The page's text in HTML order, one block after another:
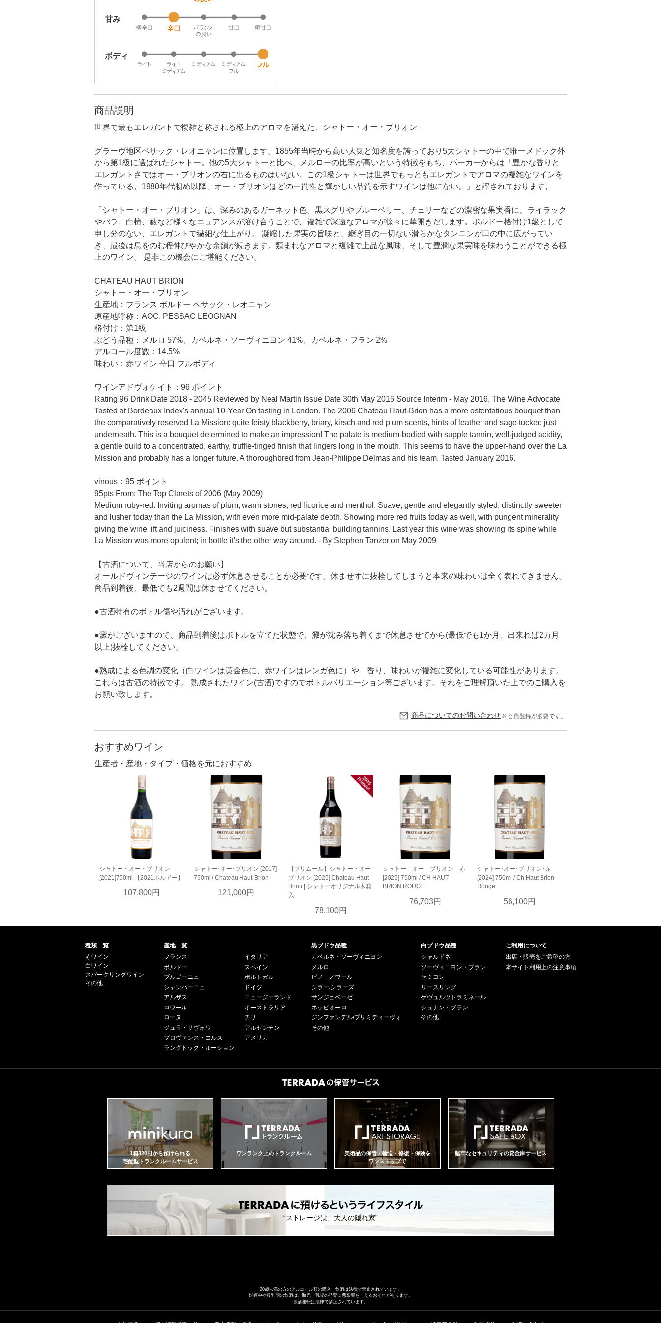
甘み
ボディ
商品説明
世界で最もエレガントで複雑と称される極上のアロマを湛えた、シャトー・オー・ブリオン！
グラーヴ地区ペサック・レオニャンに位置します。1855年当時から高い人気と知名度を誇っており5大シャトーの中で唯一メドック外
から第1級に選ばれたシャトー。他の5大シャトーと比べ、メルローの比率が高いという特徴をもち、パーカーからは「豊かな香りと
エレガントさではオー・ブリオンの右に出るものはいない。この1級シャトーは世界でもっともエレガントでアロマの複雑なワインを
作っている。1980年代初め以降、オー・ブリオンほどの一貫性と輝かしい品質を示すワインは他にない。」と評されております。
「シャトー・オー・ブリオン」は、深みのあるガーネット色。黒スグリやブルーベリー、チェリーなどの濃密な果実香に、ライラック
やバラ、白檀、藪など様々なニュアンスが溶け合うことで、複雑で深遠なアロマが徐々に華開きだします。ボルドー格付け1級として
申し分のない、エレガントで繊細な仕上がり。 凝縮した果実の旨味と、継ぎ目の一切ない滑らかなタンニンが口の中に広がってい
き、最後は息をのむ程伸びやかな余韻が続きます。類まれなアロマと複雑で上品な風味、そして豊潤な果実味を味わうことができる極
上のワイン。 是非この機会にご堪能ください。
CHATEAU HAUT BRION
シャトー・オー・ブリオン
生産地：フランス ボルドー ペサック・レオニャン
原産地呼称：AOC. PESSAC LEOGNAN
格付け：第1級
ぶどう品種：メルロ 57%、カベルネ・ソーヴィニヨン 41%、カベルネ・フラン 2%
アルコール度数：14.5%
味わい：赤ワイン 辛口 フルボディ
ワインアドヴォケイト：96 ポイント
Rating 96 Drink Date 2018 - 2045 Reviewed by Neal Martin Issue Date 30th May 2016 Source Interim - May 2016, The Wine Advocate
Tasted at Bordeaux Index's annual 10-Year On tasting in London. The 2006 Chateau Haut-Brion has a more ostentatious bouquet than
the comparatively reserved La Mission: quite feisty blackberry, briary, kirsch and red plum scents, hints of leather and sage tucked just
underneath. This is a bouquet determined to make an impression! The palate is medium-bodied with supple tannin, well-judged acidity,
a gentle build to a concentrated, earthy, truffle-tinged finish that lingers long in the mouth. This seems to have the upper-hand over the La
Mission and probably has a longer future. A thoroughbred from Jean-Philippe Delmas and his team. Tasted January 2016.
vinous：95 ポイント
95pts From: The Top Clarets of 2006 (May 2009)
Medium ruby-red. Inviting aromas of plum, warm stones, red licorice and menthol. Suave, gentle and elegantly styled; distinctly sweeter
and lusher today than the La Mission, with even more mid-palate depth. Showing more red fruits today as well, with pungent minerality
giving the wine lift and juiciness. Finishes with suave but substantial building tannins. Last year this wine was showing its spine while
La Mission was more opulent; in bottle it's the other way around. - By Stephen Tanzer on May 2009
【古酒について、当店からのお願い】
オールドヴィンテージのワインは必ず休息させることが必要です。休ませずに抜栓してしまうと本来の味わいは全く表れてきません。
商品到着後、最低でも2週間は休ませてください。
●古酒特有のボトル傷や汚れがございます。
●澱がございますので、商品到着後はボトルを立てた状態で、澱が沈み落ち着くまで休息させてから(最低でも1か月、出来れば2カ月
以上)抜栓してください。
●熟成による色調の変化（白ワインは黄金色に、赤ワインはレンガ色に）や、香り、味わいが複雑に変化している可能性があります。
これらは古酒の特徴です。 熟成されたワイン(古酒)ですのでボトルバリエーション等ございます。それをご理解頂いた上でのご購入を
お願い致します。
商品についてのお問い合わせ 会員登録が必要です。
おすすめワイン
生産者・産地・タイプ・価格を元におすすめ
シャトー・オー・ブリオン
[2021]750ml 【2021ボルドー】
107,800円
シャトー･オー･ブリオン [2017]
750ml / Chateau Haut-Brion
121,000円
【プリムール】シャトー・オー
ブリオン [2025] Chateau Haut
Brion | シャトーオリジナル木箱
入
78,100円
シャトー オー ブリオン 赤
[2025] 750ml / CH HAUT
BRION ROUGE
76,703円
シャトー･オー･ブリオン･赤
[2024] 750ml / Ch Haut Brion
Rouge
56,100円
種類一覧
赤ワイン
白ワイン
スパークリングワイン
その他
産地一覧
フランス
ボルドー
ブルゴーニュ
シャンパーニュ
アルザス
ロワール
ローヌ
ジュラ・サヴォワ
プロヴァンス・コルス
ラングドック・ルーション
イタリア
スペイン
ポルトガル
ドイツ
ニュージーランド
オーストラリア
チリ
アルゼンチン
アメリカ
黒ブドウ品種
カベルネ・ソーヴィニヨン
メルロ
ピノ・ノワール
シラー/シラーズ
サンジョベーゼ
ネッビオーロ
ジンファンデル/プリミティーヴォ
その他
白ブドウ品種
シャルドネ
ソーヴィニヨン・ブラン
セミヨン
リースリング
ゲヴュルツトラミネール
シュナン・ブラン
その他
ご利用について
出店・販売をご希望の方
本サイト利用上の注意事項
1箱320円から預けられる
宅配型トランクルームサービス
ワンランク上のトランクルーム
美術品の保管・輸送・修復・保険を
ワンストップで
堅牢なセキュリティの貸金庫サービス
“ストレージは、大人の隠れ家”
20歳未満の方のアルコール類の購入・飲酒は法律で禁止されています。
妊娠中や授乳期の飲酒は、胎児・乳児の発育に悪影響を与えるおそれがあります。
飲酒運転は法律で禁止されています。